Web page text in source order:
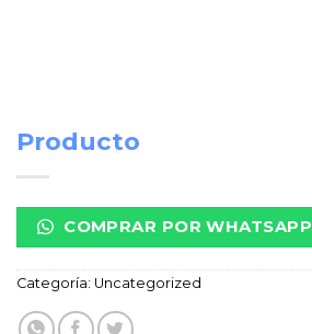
Producto
COMPRAR POR WHATSAPP
Categoría: Uncategorized